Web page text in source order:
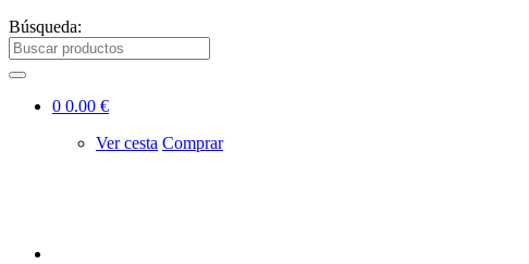
Búsqueda:
0 0.00 €
Ver cesta Comprar